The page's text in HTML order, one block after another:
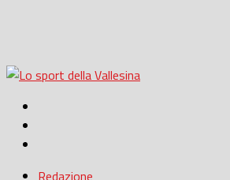
Redazione